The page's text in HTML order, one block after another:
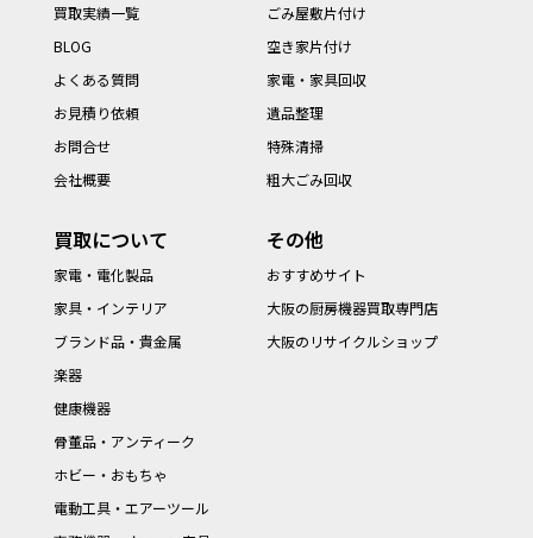
買取実績一覧
BLOG
よくある質問
お見積り依頼
お問合せ
会社概要
ごみ屋敷片付け
空き家片付け
家電・家具回収
遺品整理
特殊清掃
粗大ごみ回収
買取について
家電・電化製品
家具・インテリア
ブランド品・貴金属
楽器
健康機器
骨董品・アンティーク
ホビー・おもちゃ
電動工具・エアーツール
その他
おすすめサイト
大阪の厨房機器買取専門店
大阪のリサイクルショップ